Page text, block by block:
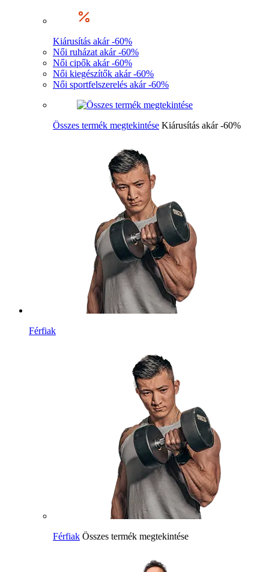
Kiárusítás akár -60%
Női ruházat akár -60%
Női cipők akár -60%
Női kiegészítők akár -60%
Női sportfelszerelés akár -60%
Összes termék megtekintése Kiárusítás akár -60%
Férfiak
Férfiak Összes termék megtekintése